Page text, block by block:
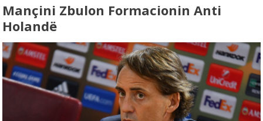
Mançini Zbulon Formacionin Anti
Holandë